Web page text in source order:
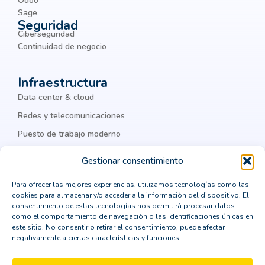
Gestionar consentimiento
Para ofrecer las mejores experiencias, utilizamos tecnologías como las
cookies para almacenar y/o acceder a la información del dispositivo. El
consentimiento de estas tecnologías nos permitirá procesar datos
como el comportamiento de navegación o las identificaciones únicas en
este sitio. No consentir o retirar el consentimiento, puede afectar
negativamente a ciertas características y funciones.
Business Intelligence
business process management
chatbots
ciber amenazas
ciberseguridad corporativa
Cisco Meraki
Citrix
cloud computing
cloud privada
colaboración
Colaboración Empresarial
como integrar un ERP
comprar un crm vertical
computación en la nube
consejos para la transformación digital
consultoría
Sage
Seguridad
Ciberseguridad
Continuidad de negocio
Infraestructura
Data center & cloud
Redes y telecomunicaciones
Puesto de trabajo moderno
Legal
Política de privacidad
Política de cookies
Aviso Legal
Política de seguridad